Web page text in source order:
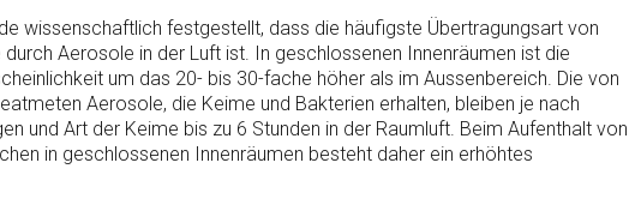
wissenschaftlich festgestellt, dass die häufigste Übertragungsart von
durch Aerosole in der Luft ist. In geschlossenen Innenräumen ist die
um das 20- bis 30-fache höher als im Aussenbereich. Die von
Aerosole, die Keime und Bakterien erhalten, bleiben je nach
und Art der Keime bis zu 6 Stunden in der Raumluft. Beim Aufenthalt von
in geschlossenen Innenräumen besteht daher ein erhöhtes